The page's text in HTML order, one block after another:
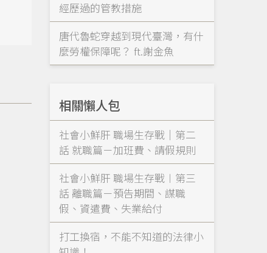
經歷過的管教措施
唐代魯蛇穿越到現代臺灣，有什
麼勞權保障呢？ ft.謝金魚
相關懶人包
社會小鮮肝 職場生存戰｜第二
話 就職篇－加班費、請假規則
社會小鮮肝 職場生存戰︱第三
話 離職篇－預告期間、謀職
假、資遣費、失業給付
打工換宿，不能不知道的法律小